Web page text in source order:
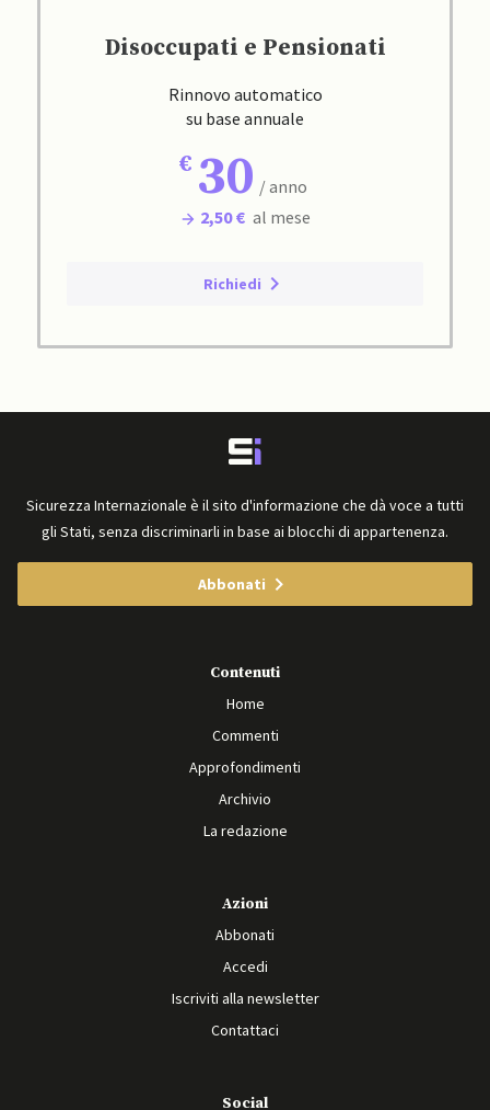
Disoccupati e Pensionati
Rinnovo automatico
su base annuale
30 / anno
2,50 € al mese
Richiedi
Sicurezza Internazionale è il sito d'informazione che dà voce a tutti
gli Stati, senza discriminarli in base ai blocchi di appartenenza.
Abbonati
Contenuti
Home
Commenti
Approfondimenti
Archivio
La redazione
Azioni
Abbonati
Accedi
Iscriviti alla newsletter
Contattaci
Social